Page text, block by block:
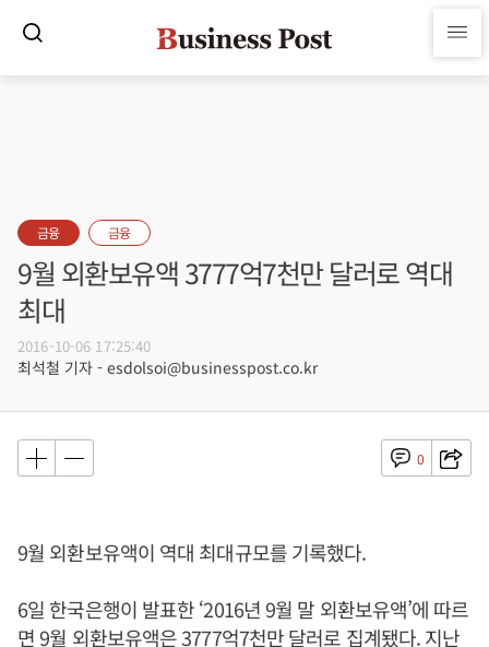
금융 금융
9월 외환보유액 3777억7천만 달러로 역대
최대
2016-10-06 17:25:40
최석철 기자 - esdolsoi@businesspost.co.kr
0
9월 외환보유액이 역대 최대규모를 기록했다.
6일 한국은행이 발표한 ‘2016년 9월 말 외환보유액’에 따르
면 9월 외환보유액은 3777억7천만 달러로 집계됐다. 지난